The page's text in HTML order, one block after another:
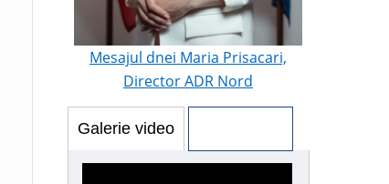
Mesajul dnei Maria Prisacari,
Director ADR Nord
Galerie video